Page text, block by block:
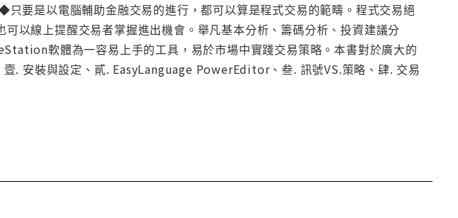
要是以電腦輔助金融交易的進行，都可以算是程式交易的範疇。程式交易絕
以線上提醒交易者掌握進出機會。舉凡基本分析、籌碼分析、投資建議分
軟體為一容易上手的工具，易於市場中實踐交易策略。本書對於廣大的
. 安裝與設定、貳. EasyLanguage PowerEditor、叁. 訊號VS.策略、肆. 交易